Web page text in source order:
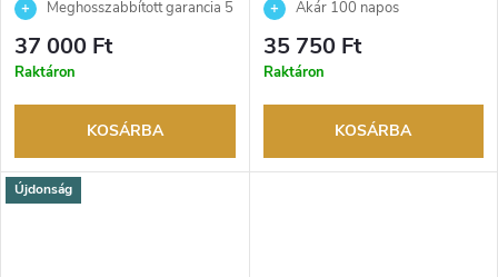
Meghosszabbított garancia 5
évre. Akár 100 napos
visszaküldési lehetőség. Hivatalos
37 000 Ft
Raktáron
KOSÁRBA
Akár 100 napos
visszaküldési lehetőség. Hivatalos
márkakereskedő.
35 750 Ft
Raktáron
KOSÁRBA
Újdonság